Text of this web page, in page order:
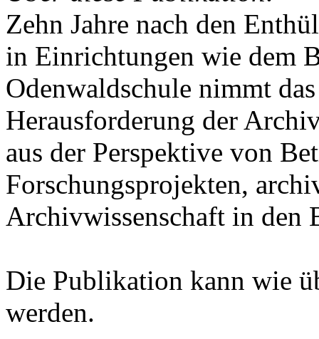
Zehn Jahre nach den
in Einrichtungen wie dem
Odenwaldschule nimmt
Herausforderung der
aus der Perspektive von
Forschungsprojekten,
Archivwissenschaft in den
Die Publikation kann wie
werden.